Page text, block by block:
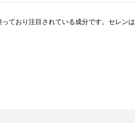
ており注目されている成分です。セレンは